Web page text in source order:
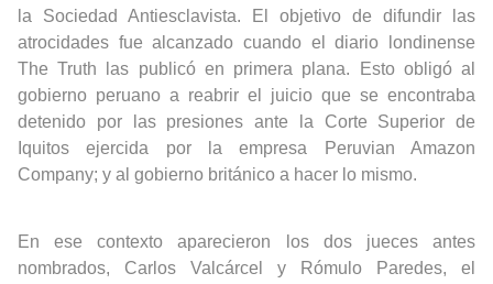
la Sociedad Antiesclavista. El objetivo de difundir las
atrocidades fue alcanzado cuando el diario londinense
The Truth las publicó en primera plana. Esto obligó al
gobierno peruano a reabrir el juicio que se encontraba
detenido por las presiones ante la Corte Superior de
Iquitos ejercida por la empresa Peruvian Amazon
Company; y al gobierno británico a hacer lo mismo.
En ese contexto aparecieron los dos jueces antes
nombrados, Carlos Valcárcel y Rómulo Paredes, el